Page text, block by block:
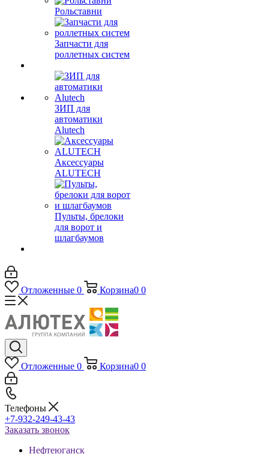
Рольставни
Запчасти для
роллетных систем
ЗИП для
автоматики
Alutech
Аксессуары
ALUTECH
Пульты, брелоки
для ворот и
шлагбаумов
Отложенные 0 Корзина0 0
Отложенные 0 Корзина0 0
Телефоны
+7-932-249-43-43
Заказать звонок
Нефтеюганск